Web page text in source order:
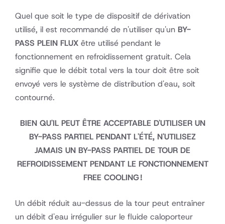
Quel que soit le type de dispositif de dérivation
utilisé, il est recommandé de n'utiliser qu'un BY-
PASS PLEIN FLUX être utilisé pendant le
fonctionnement en refroidissement gratuit. Cela
signifie que le débit total vers la tour doit être soit
envoyé vers le système de distribution d'eau, soit
contourné.
BIEN QU'IL PEUT ÊTRE ACCEPTABLE D'UTILISER UN
BY-PASS PARTIEL PENDANT L'ÉTÉ, N'UTILISEZ
JAMAIS UN BY-PASS PARTIEL DE TOUR DE
REFROIDISSEMENT PENDANT LE FONCTIONNEMENT
FREE COOLING !
Un débit réduit au-dessus de la tour peut entraîner
un débit d'eau irrégulier sur le fluide caloporteur